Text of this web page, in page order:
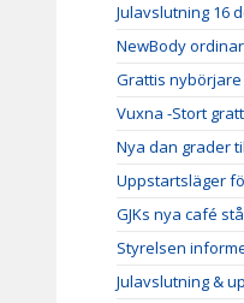
Julavslutning 16
NewBody
Grattis
Vuxna -Stort
Nya dan grader
Uppstartsläger
GJKs nya café
Styrelsen
Julavslutning &